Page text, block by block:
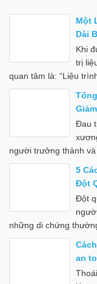
Một
Dài
Khi
trị
quan tâm là: “Liệu
Đau
người trưởng thành
5
Đột
Đột
những di chứng
an